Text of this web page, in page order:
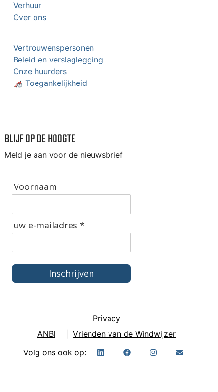
Verhuur
Over ons
Vertrouwenspersonen
Beleid en verslaglegging
Onze huurders
🦽 Toegankelijkheid
BLIJF OP DE HOOGTE
Meld je aan voor de nieuwsbrief
Voornaam
uw e-mailadres *
Inschrijven
Privacy
ANBI
Vrienden van de Windwijzer
Volg ons ook op: